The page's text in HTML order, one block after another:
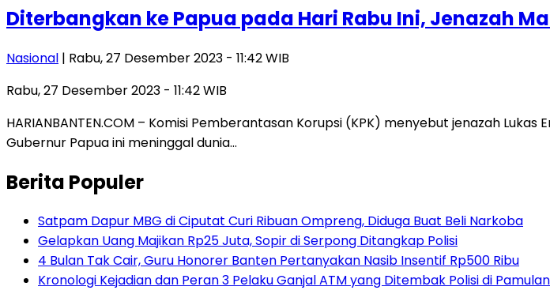
Diterbangkan ke Papua pada Hari Rabu Ini, Jenazah
Nasional | Rabu, 27 Desember 2023 - 11:42 WIB
Rabu, 27 Desember 2023 - 11:42 WIB
HARIANBANTEN.COM – Komisi Pemberantasan Korupsi (KPK) menyebut jenazah
Gubernur Papua ini meninggal dunia…
Berita Populer
Satpam Dapur MBG di Ciputat Curi Ribuan Ompreng, Diduga Buat Beli Narkoba
Gelapkan Uang Majikan Rp25 Juta, Sopir di Serpong Ditangkap Polisi
4 Bulan Tak Cair, Guru Honorer Banten Pertanyakan Nasib Insentif Rp500 Ribu
Kronologi Kejadian dan Peran 3 Pelaku Ganjal ATM yang Ditembak Polisi di